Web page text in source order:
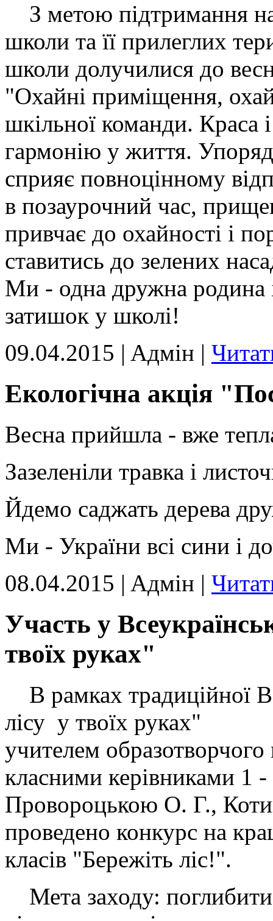
З метою підтримання
школи та її прилеглих
школи долучилися до
"Охайні приміщення,
шкільної команди. Краса
гармонію у життя.
сприяє повноцінному
в позаурочний час,
привчає до охайності і
ставитись до зелених
Ми - одна дружна родина
затишок у школі!
09.04.2015 | Aдмін |
Екологічна акція
Весна прийшла - вже
Зазеленіли травка і
Йдемо саджать дерева
Ми - України всі сини і
08.04.2015 | Aдмін |
Участь у
твоїх руках"
В рамках традиційної
лісу у твоїх руках"
учителем
класними керівниками 1
Провороцькою О. Г.,
проведено конкурс на
класів "Бережіть ліс!".
Мета заходу: